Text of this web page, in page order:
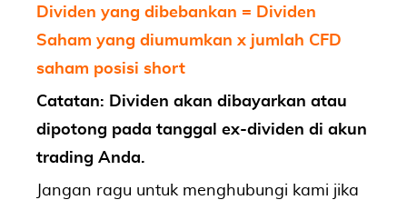
Dividen yang dibebankan = Dividen
Saham yang diumumkan x jumlah CFD
saham posisi short
Catatan: Dividen akan dibayarkan atau
dipotong pada tanggal ex-dividen di akun
trading Anda.
Jangan ragu untuk menghubungi kami jika